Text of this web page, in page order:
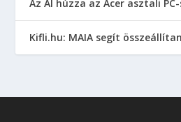
Az AI húzza az Acer asztali
Kifli.hu: MAIA segít